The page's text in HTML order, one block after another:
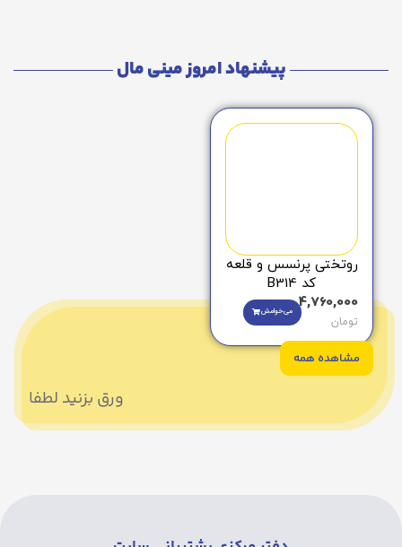
پیشنهاد امروز مینی مال
روتختی پرنسس و قلعه
کد B314
4,760,000
تومان
می‌خوامش
مشاهده همه
ورق بزنید لطفا